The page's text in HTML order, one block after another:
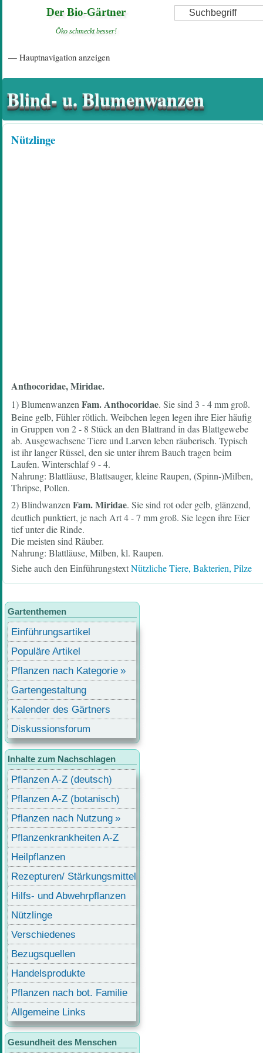
Suche
Der Bio-Gärtner
Öko schmeckt besser!
— Hauptnavigation anzeigen
Blind- u. Blumenwanzen
Nützlinge
Anthocoridae, Miridae.
1) BlumenwanzenFam. Anthocoridae. Sie sind 3 - 4 mm groß.
Beine gelb, Fühler rötlich. Weibchen legen legen ihre Eier häufig
in Gruppen von 2 - 8 Stück an den Blattrand in das Blattgewebe
ab. Ausgewachsene Tiere und Larven leben räuberisch. Typisch
ist ihr langer Rüssel, den sie unter ihrem Bauch tragen beim
Laufen. Winterschlaf 9 - 4.
Nahrung: Blattläuse, Blattsauger, kleine Raupen, (Spinn-)Milben,
Thripse, Pollen.
2) BlindwanzenFam. Miridae. Sie sind rot oder gelb, glänzend,
deutlich punktiert, je nach Art 4 - 7 mm groß. Sie legen ihre Eier
tief unter die Rinde.
Die meisten sind Räuber.
Nahrung: Blattläuse, Milben, kl. Raupen.
Siehe auch den EinführungstextNützliche Tiere, Bakterien, Pilze
Gartenthemen
Einführungsartikel
Populäre Artikel
Pflanzen nach Kategorie
Gartengestaltung
Kalender des Gärtners
Diskussionsforum
Inhalte zum Nachschlagen
Pflanzen A-Z (deutsch)
Pflanzen A-Z (botanisch)
Pflanzen nach Nutzung
Pflanzenkrankheiten A-Z
Heilpflanzen
Rezepturen/ Stärkungsmittel
Hilfs- und Abwehrpflanzen
Nützlinge
Verschiedenes
Bezugsquellen
Handelsprodukte
Pflanzen nach bot. Familie
Allgemeine Links
Gesundheit des Menschen